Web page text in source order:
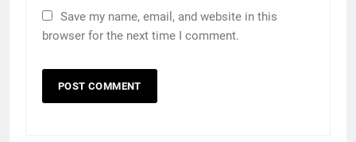
Save my name, email, and website in this
browser for the next time I comment.